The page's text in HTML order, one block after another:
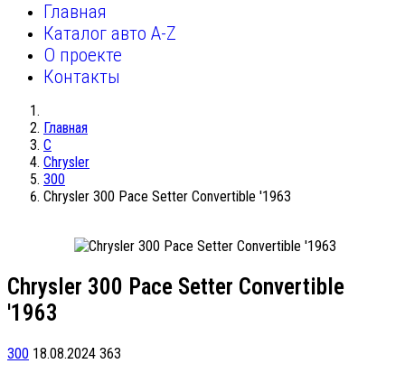
Главная
Каталог авто A-Z
О проекте
Контакты
Главная
C
Chrysler
300
Chrysler 300 Pace Setter Convertible '1963
Chrysler 300 Pace Setter Convertible
'1963
300 18.08.2024 363